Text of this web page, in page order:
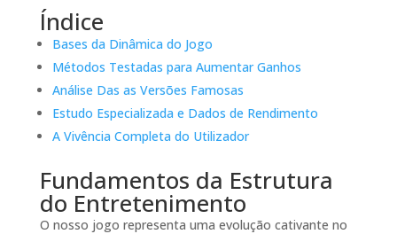
Índice
Bases da Dinâmica do Jogo
Métodos Testadas para Aumentar Ganhos
Análise Das as Versões Famosas
Estudo Especializada e Dados de Rendimento
A Vivência Completa do Utilizador
Fundamentos da Estrutura
do Entretenimento
O nosso jogo representa uma evolução cativante no